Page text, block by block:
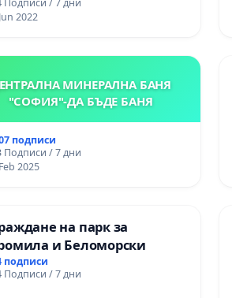
2022
МИНЕРАЛНА БАНЯ
"СОФИЯ"-ДА БЪДЕ БАНЯ
подписи
Подписи / 7 дни
2025
на парк за
и Беломорски
подписи
Подписи / 7 дни